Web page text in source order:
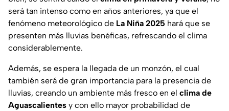
será tan intenso como en años anteriores, ya que el
fenómeno meteorológico de La Niña 2025 hará que se
presenten más lluvias benéficas, refrescando el clima
considerablemente.
Además, se espera la llegada de un monzón, el cual
también será de gran importancia para la presencia de
lluvias, creando un ambiente más fresco en el clima de
Aguascalientes y con ello mayor probabilidad de